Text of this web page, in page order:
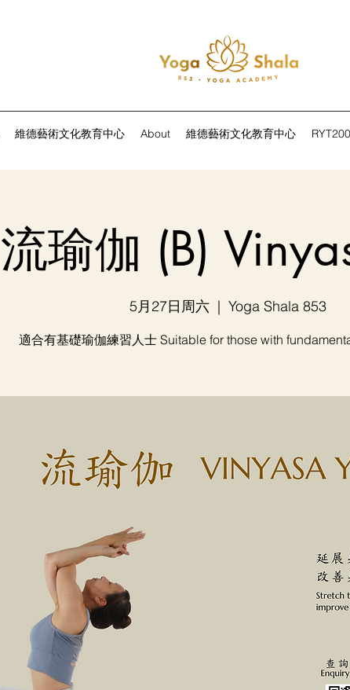
維德藝術文化教育中心 About 維德藝術文化教育中心 RYT200
流瑜伽 (B)
5月27日周六
  |
Yoga Shala 853
適合有基礎瑜伽練習人士 Suitable for those with